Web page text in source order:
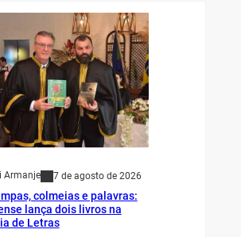
Armanje 7 de agosto de 2026
colmeias e palavras:
lança dois livros na
de Letras